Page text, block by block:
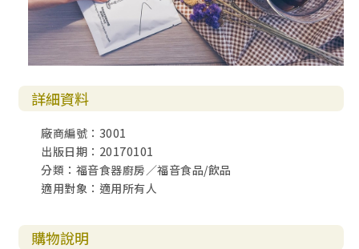
詳細資料
廠商編號：3001
出版日期：20170101
分類：福音食器廚房／福音食品/飲品
適用對象：適用所有人
購物說明